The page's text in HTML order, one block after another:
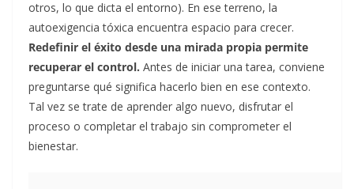
otros, lo que dicta el entorno). En ese terreno, la
autoexigencia tóxica encuentra espacio para crecer.
Redefinir el éxito desde una mirada propia permite
recuperar el control. Antes de iniciar una tarea, conviene
preguntarse qué significa hacerlo bien en ese contexto.
Tal vez se trate de aprender algo nuevo, disfrutar el
proceso o completar el trabajo sin comprometer el
bienestar.